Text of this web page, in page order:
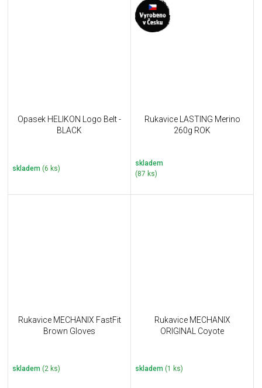
Opasek HELIKON Logo Belt -
BLACK
skladem (6 ks)
Rukavice LASTING Merino
260g ROK
skladem
(87 ks)
Rukavice MECHANIX FastFit
Brown Gloves
skladem (2 ks)
Rukavice MECHANIX
ORIGINAL Coyote
skladem (1 ks)